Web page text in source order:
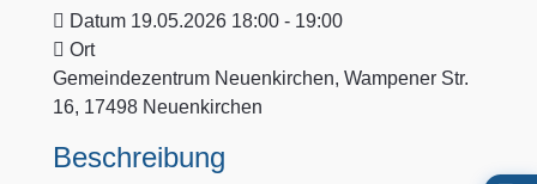
Datum 19.05.2026 18:00 - 19:00
Ort
Gemeindezentrum Neuenkirchen, Wampener Str.
16, 17498 Neuenkirchen
Beschreibung